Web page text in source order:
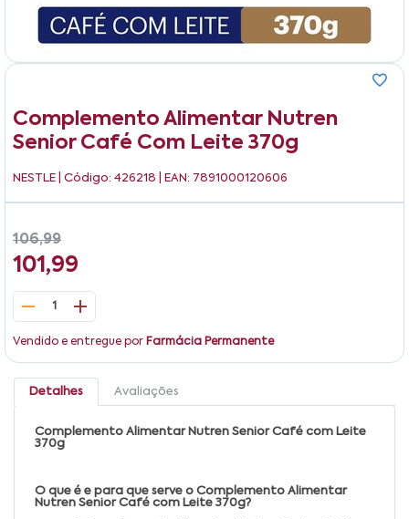
Complemento Alimentar Nutren
Senior Café Com Leite 370g
NESTLE | Código: 426218 | EAN: 7891000120606
106,99
101,99
1
Vendido e entregue por Farmácia Permanente
Detalhes Avaliações
Complemento Alimentar Nutren Senior Café com Leite
370g
O que é e para que serve o Complemento Alimentar
Nutren Senior Café com Leite 370g?